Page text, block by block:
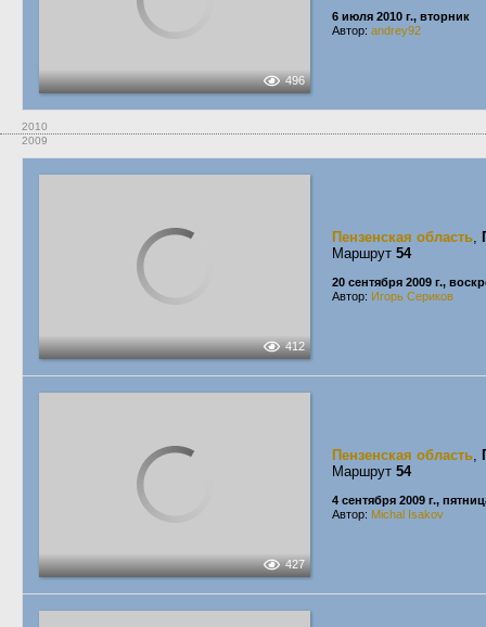
496
6 июля 2010 г., вторник
Автор: andrey92
2010
2009
412
Пензенская область,
Маршрут 54
20 сентября 2009 г.,
Автор: Игорь Сериков
427
Пензенская область,
Маршрут 54
4 сентября 2009 г.,
Автор: Michal Isakov